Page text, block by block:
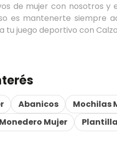
de mujer con nosotros y
es mantenerte siempre
tu juego deportivo con
Abanicos
Mochilas
Mujer